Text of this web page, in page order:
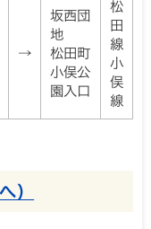
→
坂西団
地
松田町
小俣公
園入口
松
田
線
小
俣
線
）